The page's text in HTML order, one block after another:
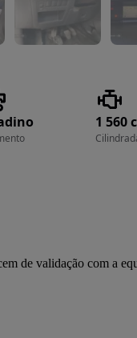
1 560
de validação com a